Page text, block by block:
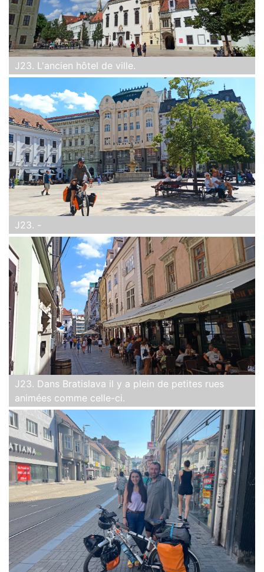
J23. L'ancien hôtel de ville.
J23. -
J23. Dans Bratislava il y a plein de petites rues
animées comme celle-ci.